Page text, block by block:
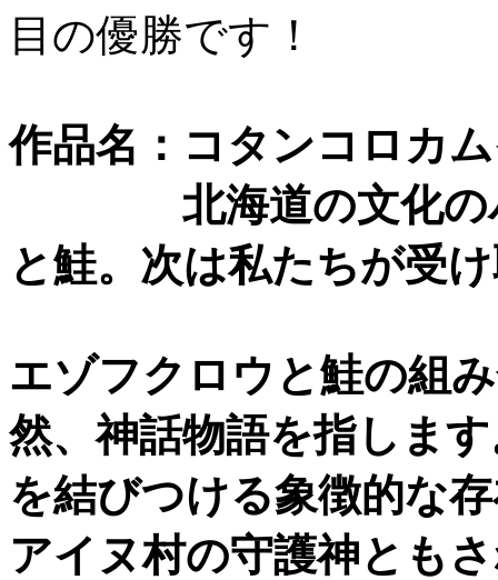
目の優勝です！
作品名：コタンコロカ
北海道の文化のバ
と鮭。次は私たちが受
エゾフクロウと鮭の組
然、神話物語を指しま
を結びつける象徴的な
アイヌ村の守護神とも